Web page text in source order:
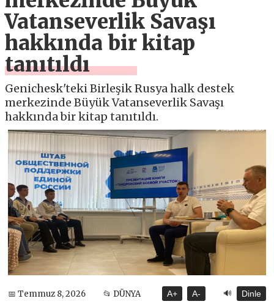
Vatanseverlik Savaşı
hakkında bir kitap
tanıtıldı
Genichesk'teki Birleşik Rusya halk destek
merkezinde Büyük Vatanseverlik Savaşı
hakkında bir kitap tanıtıldı.
📅 Temmuz 8, 2026 📂 DÜNYA A+ A- 🔊 Dinle